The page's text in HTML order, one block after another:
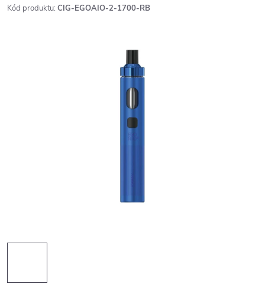
Kód produktu: CIG-EGOAIO-2-1700-RB